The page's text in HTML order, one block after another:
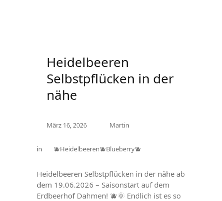
Heidelbeeren
Selbstpflücken in der
nähe
März 16, 2026 Martin
in 🫐Heidelbeeren🫐Blueberry🫐
Heidelbeeren Selbstpflücken in der nähe ab
dem 19.06.2026 – Saisonstart auf dem
Erdbeerhof Dahmen! 🫐🌞 Endlich ist es so